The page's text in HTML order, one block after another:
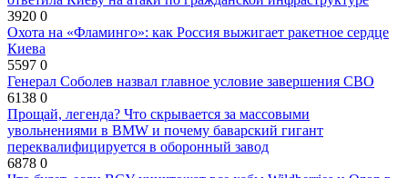
3920 0
Охота на «Фламинго»: как Россия выжигает ракетное сердце
Киева
5597 0
Генерал Соболев назвал главное условие завершения СВО
6138 0
Прощай, легенда? Что скрывается за массовыми
увольнениями в BMW и почему баварский гигант
переквалифицируется в оборонный завод
6878 0